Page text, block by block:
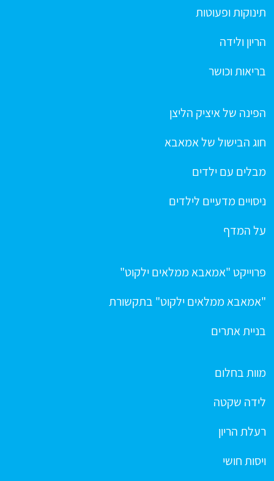
תינוקות ופעוטות
הריון ולידה
בריאות וכושר
הפינה של איציק הליצן
חוג הבישול של אמאבא
מבלים עם ילדים
ניסויים מדעיים לילדים
על המדף
פרוייקט "אמאבא ממלאים ילקוט"
"אמאבא ממלאים ילקוט" בתקשורת
בניית אתרים
מוות בחלום
לידה שקטה
רעלת הריון
ויסות חושי